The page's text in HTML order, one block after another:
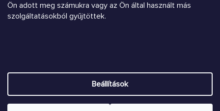
Ön adott meg számukra vagy az Ön által használt más
szolgáltatásokból gyűjtöttek.
Beállítások
Árukereső.hu
Shoptet készítette
Copyright 2026Chrústiček.eu. Minden jog fenntartva.Süti